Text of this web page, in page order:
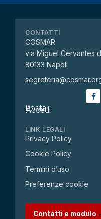
CONTATTI
COSMAR
via Miguel Cervantes
80133 Napoli
Posta
Accedi
LINK LEGALI
Privacy Policy
Cookie Policy
Termini d’uso
Preferenze cookie
Contatti e modulo